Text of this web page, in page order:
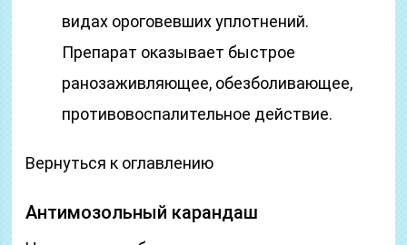
видах ороговевших уплотнений.
Препарат оказывает быстрое
ранозаживляющее, обезболивающее,
противовоспалительное действие.
Вернуться к оглавлению
Антимозольный карандаш